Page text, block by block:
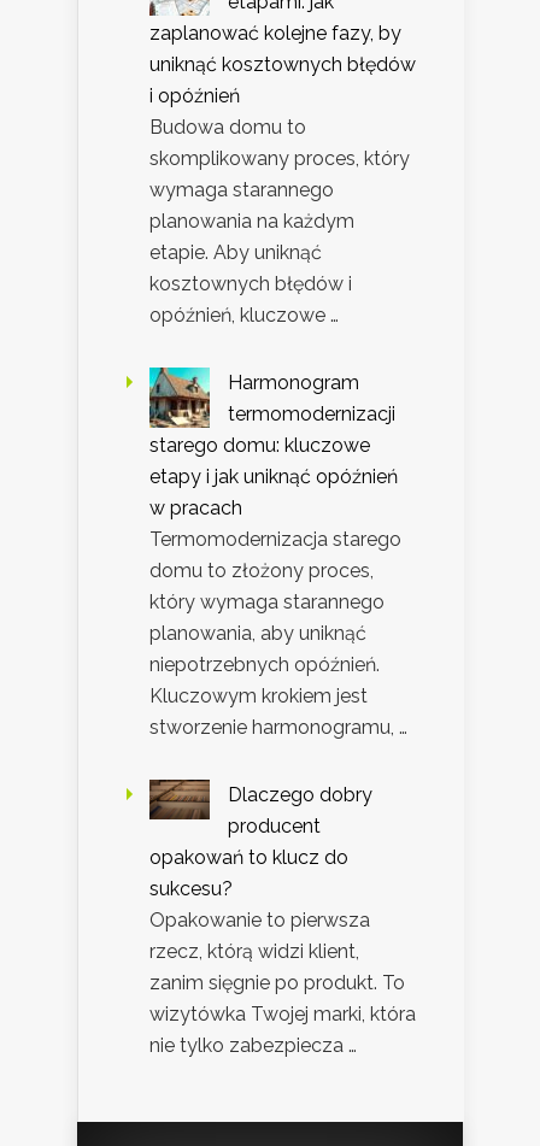
zaplanować kolejne fazy, by
uniknąć kosztownych błędów
i opóźnień
Budowa domu to
skomplikowany proces, który
wymaga starannego
planowania na każdym
etapie. Aby uniknąć
kosztownych błędów i
opóźnień, kluczowe …
Harmonogram
termomodernizacji
starego domu: kluczowe
etapy i jak uniknąć opóźnień
w pracach
Termomodernizacja starego
domu to złożony proces,
który wymaga starannego
planowania, aby uniknąć
niepotrzebnych opóźnień.
Kluczowym krokiem jest
stworzenie harmonogramu, …
Dlaczego dobry
producent
opakowań to klucz do
sukcesu?
Opakowanie to pierwsza
rzecz, którą widzi klient,
zanim sięgnie po produkt. To
wizytówka Twojej marki, która
nie tylko zabezpiecza …